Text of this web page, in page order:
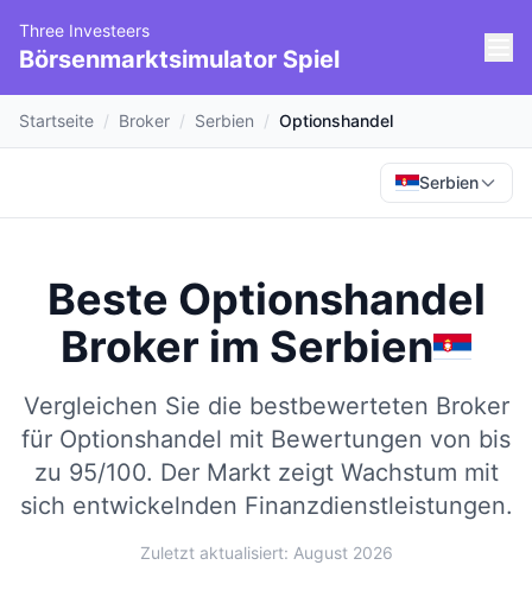
Three Investeers
Börsenmarktsimulator Spiel
Startseite / Broker / Serbien / Optionshandel
Serbien
Beste Optionshandel
Broker im Serbien
Vergleichen Sie die bestbewerteten Broker
für Optionshandel mit Bewertungen von bis
zu 95/100. Der Markt zeigt Wachstum mit
sich entwickelnden Finanzdienstleistungen.
Zuletzt aktualisiert: August 2026